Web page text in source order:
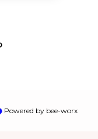
Powered by bee-worx